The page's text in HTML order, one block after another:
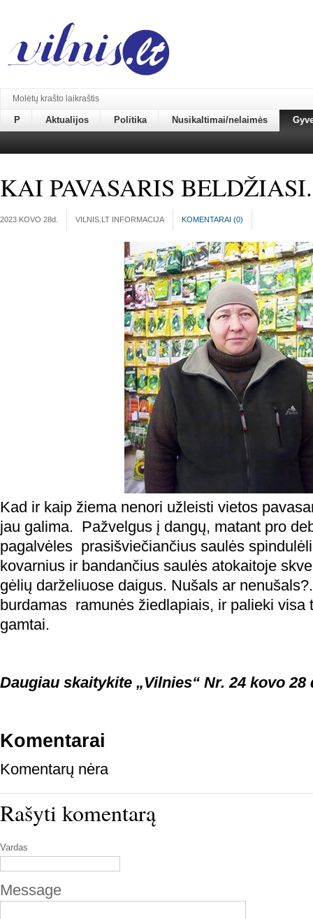
Molėtų krašto laikraštis
P Aktualijos Politika Nusikaltimai/nelaimės
KAI PAVASARIS
2023 KOVO 28d. VILNIS.LT INFORMACIJA KOMENTARAI (0)
Kad ir kaip žiema nenori užleisti vietos
jau galima. Pažvelgus į dangų, matant pro
pagalvėles prasišviečiančius saulės
kovarnius ir bandančius saulės atokaitoje
gėlių darželiuose daigus. Nušals ar
burdamas ramunės žiedlapiais, ir palieki visa
gamtai.
Daugiau skaitykite „Vilnies“ Nr. 24 kovo 28
Komentarai
Komentarų nėra
Rašyti komentarą
Vardas
Message